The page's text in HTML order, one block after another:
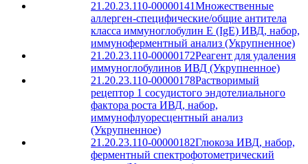
21.20.23.110-00000141Множественные
аллерген-специфические/общие антитела
класса иммуноглобулин Е (IgE) ИВД, набор,
иммуноферментный анализ (Укрупненное)
21.20.23.110-00000172Реагент для удаления
иммуноглобулинов ИВД (Укрупненное)
21.20.23.110-00000178Растворимый
рецептор 1 сосудистого эндотелиального
фактора роста ИВД, набор,
иммунофлуоресцентный анализ
(Укрупненное)
21.20.23.110-00000182Глюкоза ИВД, набор,
ферментный спектрофотометрический